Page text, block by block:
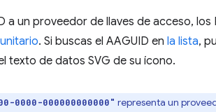
a un proveedor de llaves de acceso, los
. Si buscas el AAGUID en la lista,
texto de datos SVG de su ícono.
0000-000000000000" representa un